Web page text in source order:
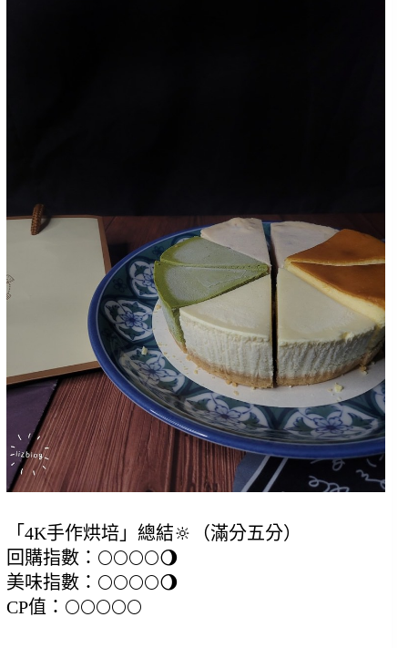
「4K手作烘培」總結🔆（滿分五分）
回購指數：🌕🌕🌕🌕🌖
美味指數：🌕🌕🌕🌕🌖
CP值：🌕🌕🌕🌕🌕